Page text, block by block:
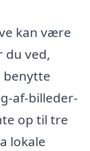
kan være
du ved,
benytte
af-billeder-
op til tre
lokale